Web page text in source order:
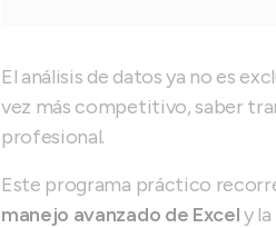
El análisis de datos ya no es
vez más competitivo, saber
profesional.
Este programa práctico
manejo avanzado de Excely